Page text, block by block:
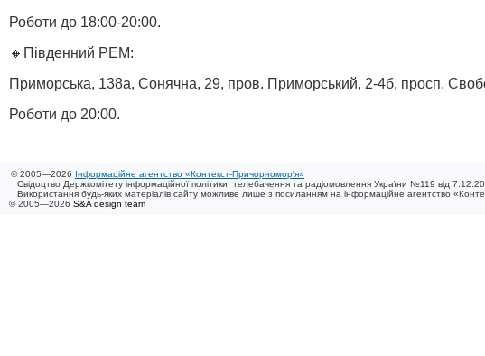
Роботи до 18:00-20:00.
🔸Південний РЕМ:
Приморська, 138а, Сонячна, 29, пров. Приморський, 2-4б, просп.
Роботи до 20:00.
© 2005—2026 Інформаційне агентство «Контекст-Причорномор'я»
Свідоцтво Держкомітету інформаційної політики, телебачення та радіомовлення України №119 від
Використання будь-яких матеріалів сайту можливе лише з посиланням на інформаційне агентство
© 2005—2026 S&A design team